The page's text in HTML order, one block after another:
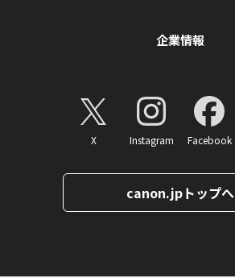
企業情報
X Instagram Facebook
canon.jpトップへ